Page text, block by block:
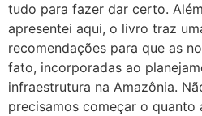
tudo para fazer dar certo.
apresentei aqui, o livro traz
recomendações para que as
fato, incorporadas ao
infraestrutura na Amazônia.
precisamos começar o quanto